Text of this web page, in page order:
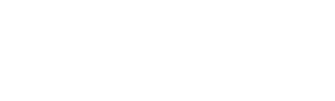
cấu. Từng nhịp trống trở nên dứt khoát, từng
lại một trải nghiệm âm thanh chi tiết và sống
class D thế hệ mới, hoạt động như một nhà